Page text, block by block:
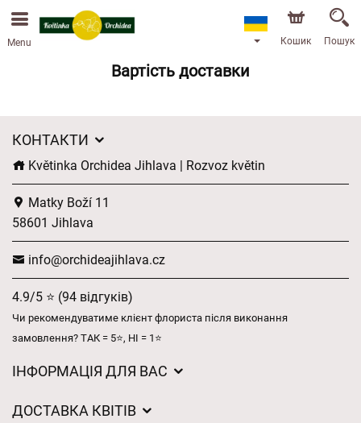
Ми приймаємо замовлення через наш інтернет-
магазин. Найближча можлива дата доставки —
13.08.2026 у зв’язку з відпусткою.
Menu Кошик Пошук
Вартість доставки
КОНТАКТИ
Květinka Orchidea Jihlava | Rozvoz květin
Matky Boží 11
58601 Jihlava
info@orchideajihlava.cz
4.9/5 ⭐ (94 відгуків)
Чи рекомендуватиме клієнт флориста після виконання
замовлення? ТАК = 5⭐, НІ = 1⭐
ІНФОРМАЦІЯ ДЛЯ ВАС
ДОСТАВКА КВІТІВ